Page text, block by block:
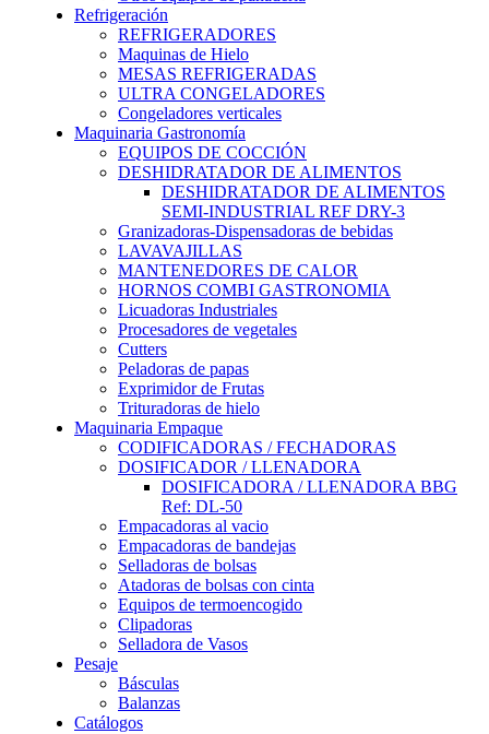
Refrigeración
REFRIGERADORES
Maquinas de Hielo
MESAS REFRIGERADAS
ULTRA CONGELADORES
Congeladores verticales
Maquinaria Gastronomía
EQUIPOS DE COCCIÓN
DESHIDRATADOR DE ALIMENTOS
DESHIDRATADOR DE ALIMENTOS
SEMI-INDUSTRIAL REF DRY-3
Granizadoras-Dispensadoras de bebidas
LAVAVAJILLAS
MANTENEDORES DE CALOR
HORNOS COMBI GASTRONOMIA
Licuadoras Industriales
Procesadores de vegetales
Cutters
Peladoras de papas
Exprimidor de Frutas
Trituradoras de hielo
Maquinaria Empaque
CODIFICADORAS / FECHADORAS
DOSIFICADOR / LLENADORA
DOSIFICADORA / LLENADORA BBG
Ref: DL-50
Empacadoras al vacio
Empacadoras de bandejas
Selladoras de bolsas
Atadoras de bolsas con cinta
Equipos de termoencogido
Clipadoras
Selladora de Vasos
Pesaje
Básculas
Balanzas
Catálogos